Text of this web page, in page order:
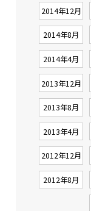
2014年12月
2014年8月
2014年4月
2013年12月
2013年8月
2013年4月
2012年12月
2012年8月